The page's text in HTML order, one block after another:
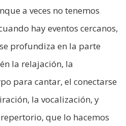
a veces no tenemos
hay eventos cercanos,
profundiza en la parte
la relajación, la
para cantar, el conectarse
la vocalización, y
que lo hacemos